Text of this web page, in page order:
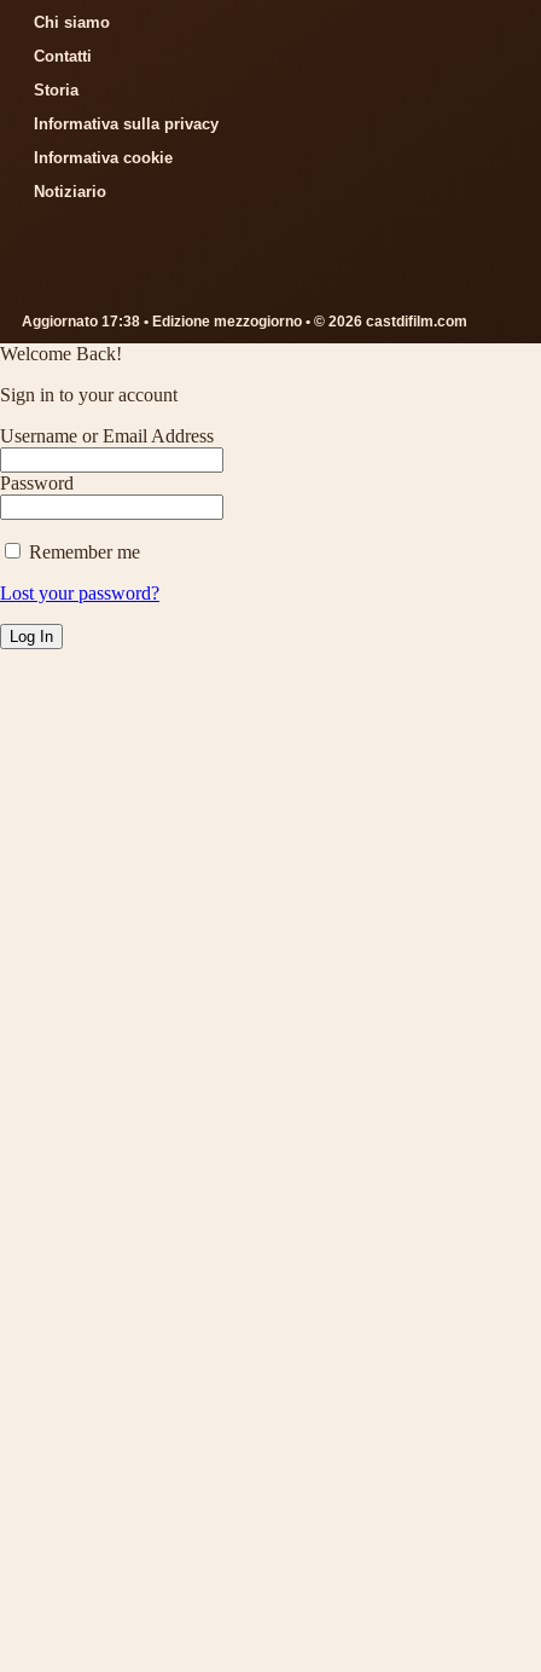
Chi siamo
Contatti
Storia
Informativa sulla privacy
Informativa cookie
Notiziario
Aggiornato 17:38 • Edizione mezzogiorno • © 2026 castdifilm.com
Welcome Back!
Sign in to your account
Username or Email Address
Password
Remember me
Lost your password?